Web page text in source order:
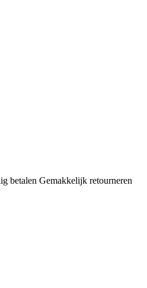
betalen Gemakkelijk retourneren